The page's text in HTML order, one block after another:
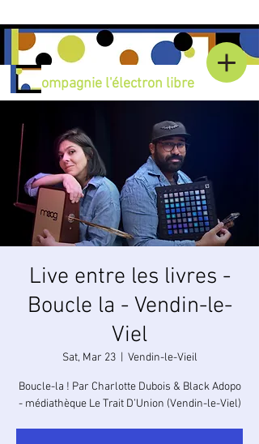
Compagnie l'électron libre
Live entre les livres -
Boucle la - Vendin-le-
Viel
Sat, Mar 23
  |
Vendin-le-Vieil
Boucle-la ! Par Charlotte Dubois & Black Adopo
- médiathèque Le Trait D’Union (Vendin-le-Viel)